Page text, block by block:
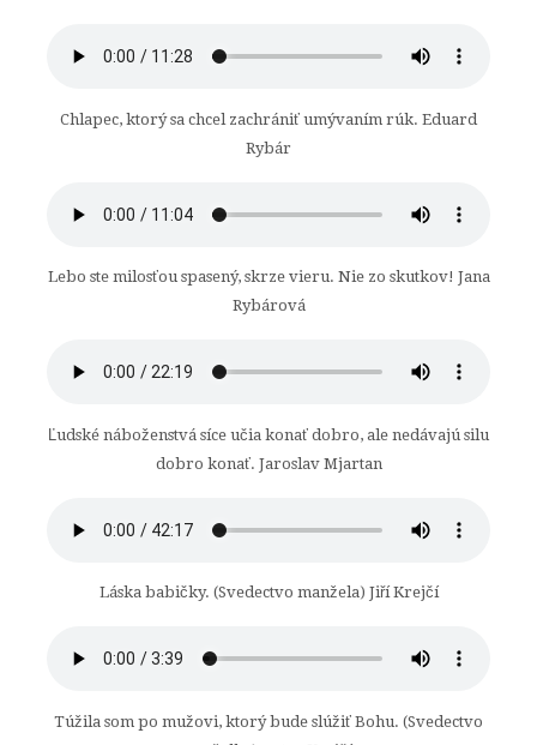
Chlapec, ktorý sa chcel zachrániť umývaním rúk. Eduard
Rybár
Lebo ste milosťou spasený, skrze vieru. Nie zo skutkov! Jana
Rybárová
Ľudské náboženstvá síce učia konať dobro, ale nedávajú silu
dobro konať. Jaroslav Mjartan
Láska babičky. (Svedectvo manžela) Jiří Krejčí
Túžila som po mužovi, ktorý bude slúžiť Bohu. (Svedectvo